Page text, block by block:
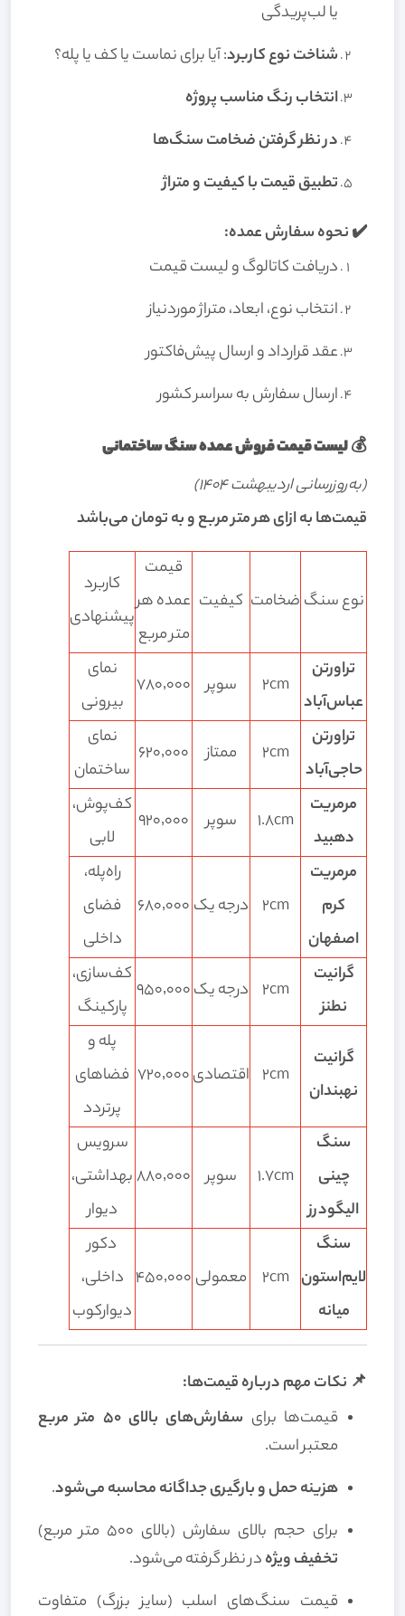
یا لب‌پریدگی
شناخت نوع کاربرد: آیا برای نماست یا کف یا پله؟
انتخاب رنگ مناسب پروژه
در نظر گرفتن ضخامت سنگ‌ها
تطبیق قیمت با کیفیت و متراژ
✔️ نحوه سفارش عمده:
دریافت کاتالوگ و لیست قیمت
انتخاب نوع، ابعاد، متراژ موردنیاز
عقد قرارداد و ارسال پیش‌فاکتور
ارسال سفارش به سراسر کشور
💰لیست قیمت فروش عمده سنگ ساختمانی
(به‌روزرسانی اردیبهشت ۱۴۰۴)
قیمت‌ها به ازای هر متر مربع و به تومان می‌باشد
نوع سنگ ضخامت کیفیت
قیمت
عمده هر
متر مربع
کاربرد
پیشنهادی
تراورتن
عباس‌آباد
2cm سوپر ۷۸۰٬۰۰۰
نمای
بیرونی
تراورتن
حاجی‌آباد
2cm ممتاز ۶۲۰٬۰۰۰
نمای
ساختمان
مرمریت
دهبید
1.8cm سوپر ۹۲۰٬۰۰۰
کف‌پوش،
لابی
مرمریت
کرم
اصفهان
2cm درجه یک ۶۸۰٬۰۰۰
راه‌پله،
فضای
داخلی
گرانیت
نطنز
2cm درجه یک۹۵۰٬۰۰۰
کف‌سازی،
پارکینگ
گرانیت
نهبندان
2cm اقتصادی۷۲۰٬۰۰۰
پله و
فضاهای
پرتردد
سنگ
چینی
الیگودرز
1.7cm سوپر ۸۸۰٬۰۰۰
سرویس
بهداشتی،
دیوار
سنگ
لایم‌استون
میانه
2cm معمولی ۴۵۰٬۰۰۰
دکور
داخلی،
دیوارکوب
📌 نکات مهم درباره قیمت‌ها:
قیمت‌ها برای سفارش‌های بالای ۵۰ متر مربع
معتبر است.
هزینه حمل و بارگیری جداگانه محاسبه می‌شود.
برای حجم بالای سفارش (بالای ۵۰۰ متر مربع)
تخفیف ویژهدر نظر گرفته می‌شود.
قیمت سنگ‌های اسلب (سایز بزرگ) متفاوت